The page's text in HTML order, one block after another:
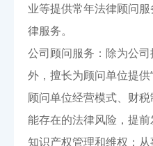
业等提供常年法律顾问
律服务。
公司顾问服务：除为公
外，擅长为顾问单位提
顾问单位经营模式、财
能存在的法律风险，提前
知识产权管理和维权：